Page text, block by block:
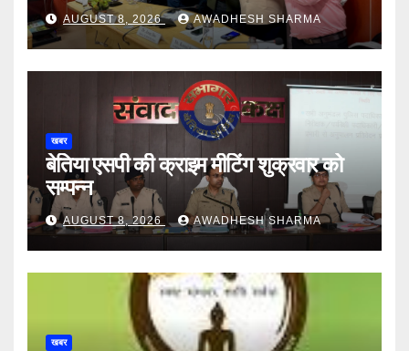
AUGUST 8, 2026 AWADHESH SHARMA
खबर
बेतिया एसपी की क्राइम मीटिंग शुक्रवार को
सम्पन्न
AUGUST 8, 2026 AWADHESH SHARMA
खबर